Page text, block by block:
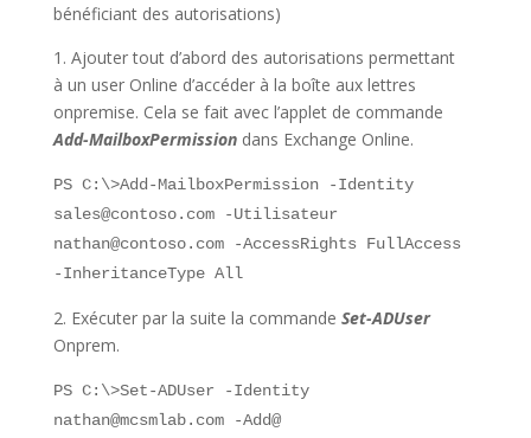
bénéficiant des autorisations)
1. Ajouter tout d’abord des autorisations permettant
à un user Online d’accéder à la boîte aux lettres
onpremise. Cela se fait avec l’applet de commande
Add-MailboxPermissiondans Exchange Online.
PS C:\>Add-MailboxPermission -Identity
sales@contoso.com -Utilisateur
nathan@contoso.com -AccessRights FullAccess
-InheritanceType All
2. Exécuter par la suite la commande Set-ADUser
Onprem.
PS C:\>Set-ADUser -Identity
nathan@mcsmlab.com -Add@